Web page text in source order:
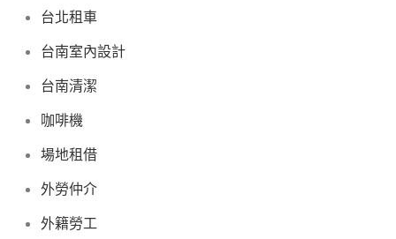
台北租車
台南室內設計
台南清潔
咖啡機
場地租借
外勞仲介
外籍勞工